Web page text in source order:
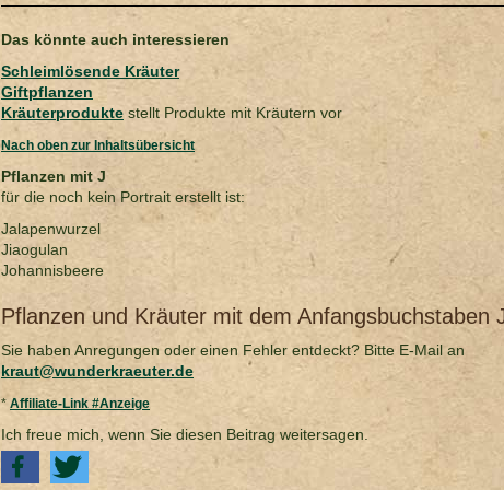
Das könnte auch interessieren
Schleimlösende Kräuter
Giftpflanzen
Kräuterprodukte stellt Produkte mit Kräutern vor
Nach oben zur Inhaltsübersicht
Pflanzen mit J
für die noch kein Portrait erstellt ist:
Jalapenwurzel
Jiaogulan
Johannisbeere
Pflanzen und Kräuter mit dem Anfangsbuchstaben
Sie haben Anregungen oder einen Fehler entdeckt? Bitte E-Mail an
kraut@wunderkraeuter.de
* Affiliate-Link #Anzeige
Ich freue mich, wenn Sie diesen Beitrag weitersagen.